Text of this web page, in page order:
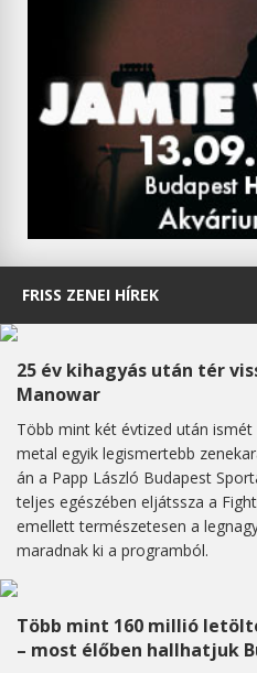
FRISS ZENEI HÍREK
25 év kihagyás után tér
Manowar
Több mint két évtized után
metal egyik legismertebb
án a Papp László Budapest
teljes egészében eljátssza a
emellett természetesen a
maradnak ki a programból.
Több mint 160 millió
– most élőben hallhatjuk